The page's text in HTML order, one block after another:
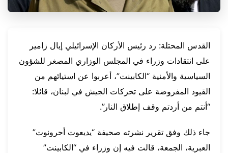
القدس المحتلة: رد رئيس الأركان الإسرائيلي إيال زامير
على انتقادات وزراء في المجلس الوزاري المصغر للشؤون
السياسية والأمنية “الكابينت”، أعربوا عن استيائهم من
القيود المفروضة على تحركات الجيش في لبنان، قائلا:
“أنتم من أردتم وقف إطلاق النار”.
جاء ذلك وفق تقرير نشرته صحيفة “يديعوت أحرونوت”
العبرية، الجمعة، قالت فيه إن وزراء في “الكابينت”